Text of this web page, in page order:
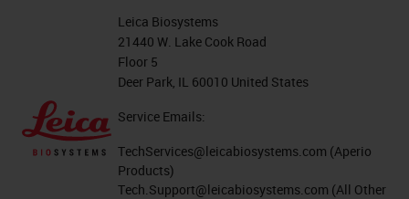
Leica Biosystems
21440 W. Lake Cook Road
Floor 5
Deer Park, IL 60010 United States
Service Emails:
TechServices@leicabiosystems.com (Aperio
Products)
Tech.Support@leicabiosystems.com (All Other